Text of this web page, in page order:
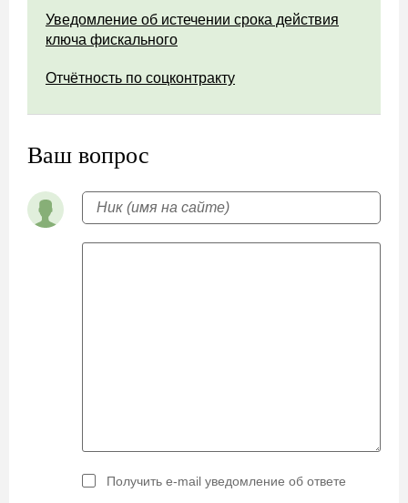
Уведомление об истечении срока действия
ключа фискального
Отчётность по соцконтракту
Ваш вопрос
Получить e-mail уведомление об ответе